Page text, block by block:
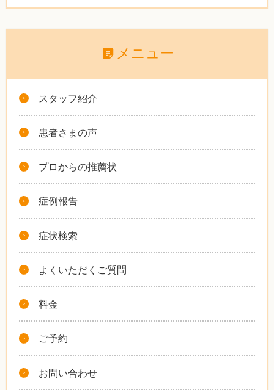
メニュー
スタッフ紹介
患者さまの声
プロからの推薦状
症例報告
症状検索
よくいただくご質問
料金
ご予約
お問い合わせ